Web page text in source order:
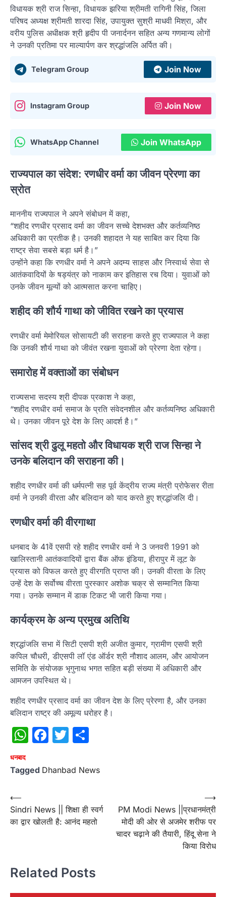
विधायक श्री राज सिन्हा, विधायक झरिया श्रीमती रागिनी सिंह, जिला
परिषद अध्यक्ष श्रीमती शारदा सिंह, उपायुक्त सुश्री माधवी मिश्रा, और
वरीय पुलिस अधीक्षक श्री हृदीप पी जनार्दनन सहित अन्य गणमान्य लोगों
ने उनकी प्रतिमा पर माल्यार्पण कर श्रद्धांजलि अर्पित की।
Telegram Group Join Now
Instagram Group Join Now
WhatsApp Channel Join WhatsApp
राज्यपाल का संदेश: रणधीर वर्मा का जीवन प्रेरणा का
स्रोत
माननीय राज्यपाल ने अपने संबोधन में कहा,
“शहीद रणधीर प्रसाद वर्मा का जीवन सच्चे देशभक्त और कर्तव्यनिष्ठ
अधिकारी का प्रतीक है। उनकी शहादत ने यह साबित कर दिया कि
राष्ट्र सेवा सबसे बड़ा धर्म है।”
उन्होंने कहा कि रणधीर वर्मा ने अपने अदम्य साहस और निस्वार्थ सेवा से
आतंकवादियों के षड्यंत्र को नाकाम कर इतिहास रच दिया। युवाओं को
उनके जीवन मूल्यों को आत्मसात करना चाहिए।
शहीद की शौर्य गाथा को जीवित रखने का प्रयास
रणधीर वर्मा मेमोरियल सोसायटी की सराहना करते हुए राज्यपाल ने कहा
कि उनकी शौर्य गाथा को जीवंत रखना युवाओं को प्रेरणा देता रहेगा।
समारोह में वक्ताओं का संबोधन
राज्यसभा सदस्य श्री दीपक प्रकाश ने कहा,
“शहीद रणधीर वर्मा समाज के प्रति संवेदनशील और कर्तव्यनिष्ठ अधिकारी
थे। उनका जीवन पूरे देश के लिए आदर्श है।”
सांसद श्री ढुलू महतो और विधायक श्री राज सिन्हा ने
उनके बलिदान की सराहना की।
शहीद रणधीर वर्मा की धर्मपत्नी सह पूर्व केंद्रीय राज्य मंत्री प्रोफेसर रीता
वर्मा ने उनकी वीरता और बलिदान को याद करते हुए श्रद्धांजलि दी।
रणधीर वर्मा की वीरगाथा
धनबाद के 41वें एसपी रहे शहीद रणधीर वर्मा ने 3 जनवरी 1991 को
खालिस्तानी आतंकवादियों द्वारा बैंक ऑफ इंडिया, हीरापुर में लूट के
प्रयास को विफल करते हुए वीरगति प्राप्त की। उनकी वीरता के लिए
उन्हें देश के सर्वोच्च वीरता पुरस्कार अशोक चक्र से सम्मानित किया
गया। उनके सम्मान में डाक टिकट भी जारी किया गया।
कार्यक्रम के अन्य प्रमुख अतिथि
श्रद्धांजलि सभा में सिटी एसपी श्री अजीत कुमार, ग्रामीण एसपी श्री
कपिल चौधरी, डीएसपी लॉ एंड ऑर्डर श्री नौशाद आलम, और आयोजन
समिति के संयोजक भृगुनाथ भगत सहित बड़ी संख्या में अधिकारी और
आमजन उपस्थित थे।
शहीद रणधीर प्रसाद वर्मा का जीवन देश के लिए प्रेरणा है, और उनका
बलिदान राष्ट्र की अमूल्य धरोहर है।
WhatsApp
Facebook
Twitter
धनबाद
Tagged Dhanbad News
Post
navigation
⟵
Sindri News || शिक्षा ही स्वर्ग
का द्वार खोलती है: आनंद महतो
PM Modi News ||प्रधानमंत्री
मोदी की ओर से अजमेर शरीफ पर
चादर चढ़ाने की तैयारी, हिंदू सेना ने
किया विरोध
⟶
Related Posts